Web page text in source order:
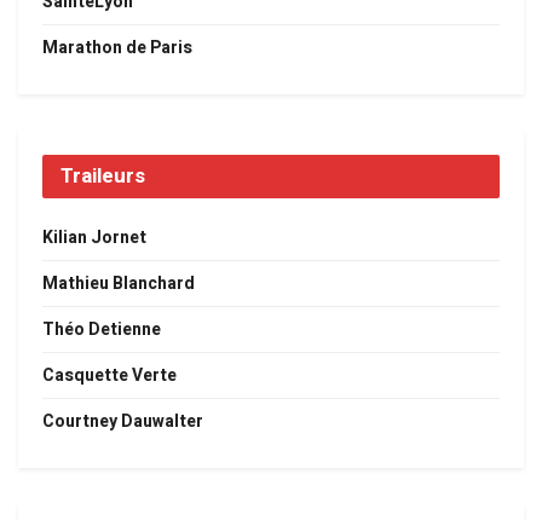
Marathon de Paris
Traileurs
Kilian Jornet
Mathieu Blanchard
Théo Detienne
Casquette Verte
Courtney Dauwalter